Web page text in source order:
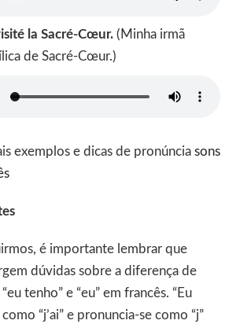
la Sacré-Cœur.(Minha irmã
de Sacré-Cœur.)
exemplos e dicas de pronúncia sons
é importante lembrar que
dúvidas sobre a diferença de
tenho” e “eu” em francês. “Eu
“j’ai” e pronuncia-se como “j”